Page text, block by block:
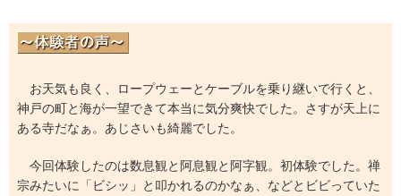
お天気も良く、ロープウェーとケーブルを乗り継いで行くと、
神戸の町と海が一望できて本当に気分爽快でした。さすが天上に
ある寺だなぁ。あじさいも綺麗でした。
今回体験したのは数息観と阿息観と阿字観。初体験でした。禅
宗みたいに「ビシッ」と叩かれるのかなぁ、などとビビっていた